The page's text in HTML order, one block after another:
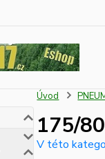
Úvod
175/
V této